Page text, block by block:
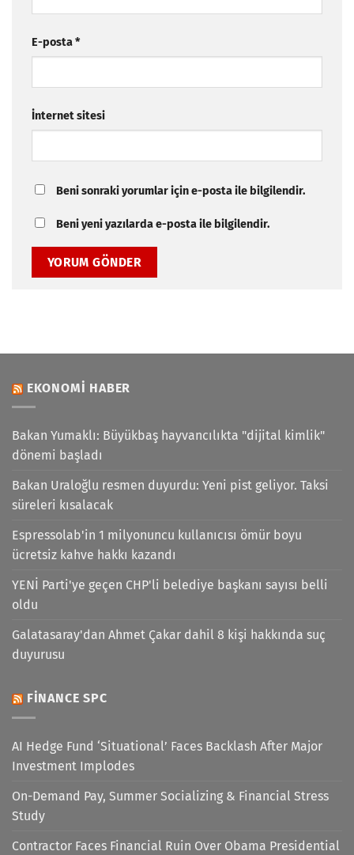
E-posta*
İnternet sitesi
Beni sonraki yorumlar için e-posta ile bilgilendir.
Beni yeni yazılarda e-posta ile bilgilendir.
EKONOMI HABER
Bakan Yumaklı: Büyükbaş hayvancılıkta "dijital kimlik"
dönemi başladı
Bakan Uraloğlu resmen duyurdu: Yeni pist geliyor. Taksi
süreleri kısalacak
Espressolab'in 1 milyonuncu kullanıcısı ömür boyu
ücretsiz kahve hakkı kazandı
YENİ Parti'ye geçen CHP'li belediye başkanı sayısı belli
oldu
Galatasaray'dan Ahmet Çakar dahil 8 kişi hakkında suç
duyurusu
FINANCE SPC
AI Hedge Fund ‘Situational’ Faces Backlash After Major
Investment Implodes
On-Demand Pay, Summer Socializing & Financial Stress
Study
Contractor Faces Financial Ruin Over Obama Presidential